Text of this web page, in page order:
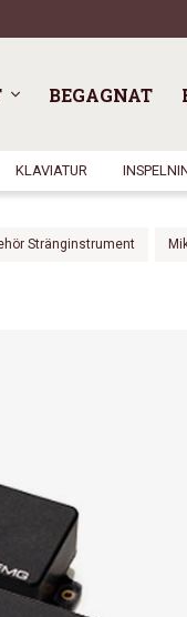
BEGAGNAT
KLAVIATUR
Stränginstrument